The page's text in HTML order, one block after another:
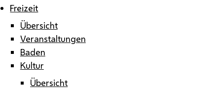
Freizeit
Übersicht
Veranstaltungen
Baden
Kultur
Übersicht